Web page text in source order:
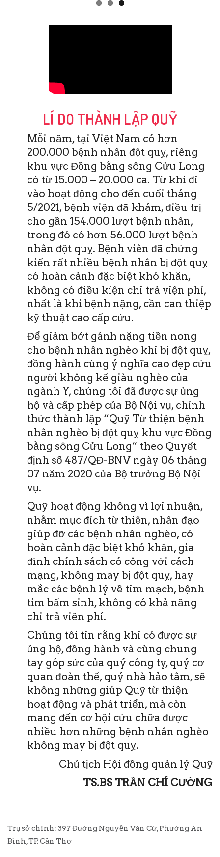
LÍ DO THÀNH LẬP QUỸ
Mỗi năm, tại Việt Nam có hơn
200.000 bệnh nhân đột quỵ, riêng
khu vực Đồng bằng sông Cửu Long
có từ 15.000 – 20.000 ca. Từ khi đi
vào hoạt động cho đến cuối tháng
5/2021, bệnh viện đã khám, điều trị
cho gần 154.000 lượt bệnh nhân,
trong đó có hơn 56.000 lượt bệnh
nhân đột quỵ. Bệnh viên đã chứng
kiến rất nhiều bệnh nhân bị đột quỵ
có hoàn cảnh đặc biệt khó khăn,
không có điều kiện chi trả viện phí,
nhất là khi bệnh nặng, cần can thiệp
kỹ thuật cao cấp cứu.
Để giảm bớt gánh nặng tiền nong
cho bệnh nhân nghèo khi bị đột quỵ,
đồng hành cùng ý nghĩa cao đẹp cứu
người không kể giàu nghèo của
ngành Y, chúng tôi đã được sự ủng
hộ và cấp phép của Bộ Nội vụ, chính
thức thành lập “Quỹ Từ thiện bệnh
nhân nghèo bị đột quỵ khu vực Đồng
bằng sông Cửu Long” theo Quyết
định số 487/QĐ-BNV ngày 06 tháng
07 năm 2020 của Bộ trưởng Bộ Nội
vụ.
Quỹ hoạt động không vì lợi nhuận,
nhằm mục đích từ thiện, nhân đạo
giúp đỡ các bệnh nhân nghèo, có
hoàn cảnh đặc biệt khó khăn, gia
đình chính sách có công với cách
mạng, không may bị đột quỵ, hay
mắc các bệnh lý về tim mạch, bệnh
tim bẩm sinh, không có khả năng
chi trả viện phí.
Chúng tôi tin rằng khi có được sự
ủng hộ, đồng hành và cùng chung
tay góp sức của quý công ty, quý cơ
quan đoàn thể, quý nhà hảo tâm, sẽ
không những giúp Quỹ từ thiện
hoạt động và phát triển, mà còn
mang đến cơ hội cứu chữa được
nhiều hơn những bệnh nhân nghèo
không may bị đột quỵ.
Chủ tịch Hội đồng quản lý Quỹ
TS.BS TRẦN CHÍ CƯỜNG
Trụ sở chính: 397 Đường Nguyễn Văn Cừ, Phường An
Bình, TP. Cần Thơ